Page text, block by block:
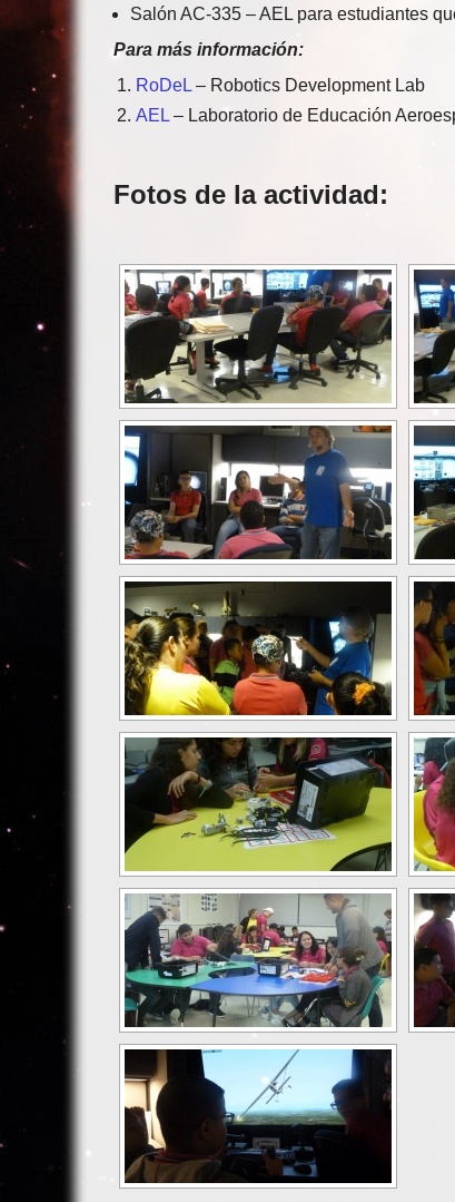
Salón AC-335 – AEL para estudiantes
Para más información:
RoDeL – Robotics Development Lab
AEL – Laboratorio de Educación
Fotos de la actividad: